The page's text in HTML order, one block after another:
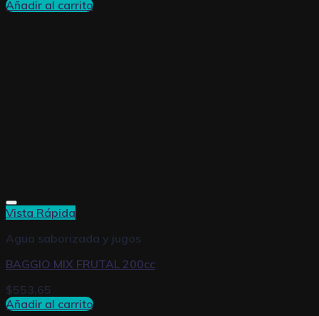
Añadir al carrito
Vista Rápida
Agua saborizada y jugos
BAGGIO MIX FRUTAL 200cc
$553,65
Añadir al carrito